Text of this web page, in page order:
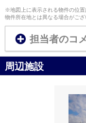
※地図上に表示される物件の位
物件所在地とは異なる場合がござ
担当者のコ
周辺施設